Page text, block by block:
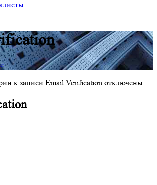
к записи Email Verification отключены